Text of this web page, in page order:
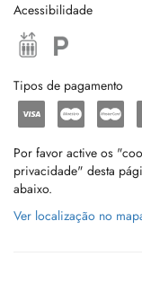
Acessibilidade
Tipos de pagamento
Por favor active os
privacidade" desta
abaixo.
Ver localização no